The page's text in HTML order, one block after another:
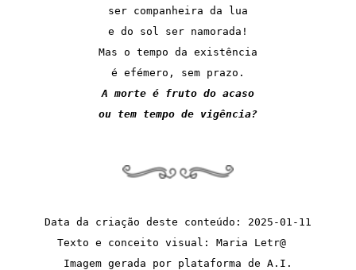
ser companheira da lua
e do sol ser namorada!
Mas o tempo da existência
é efémero, sem prazo.
A morte é fruto do acaso
ou tem tempo de vigência?
Data da criação deste conteúdo: 2025-01-11
Texto e conceito visual: Maria Letr@
Imagem gerada por plataforma de A.I.